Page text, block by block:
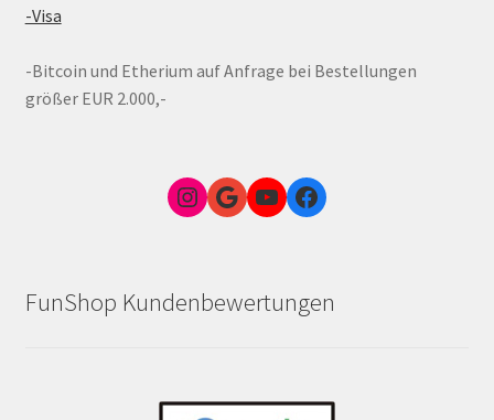
-Visa
-Bitcoin und Etherium auf Anfrage bei Bestellungen
größer EUR 2.000,-
Instagram
Google Link zum FunShop WienYouTubeFacebook
FunShop Kundenbewertungen